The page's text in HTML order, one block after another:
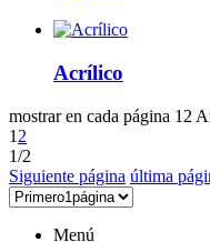
Acrílico
mostrar en cada página 12
1 2
1/2
Siguiente página última
Menú